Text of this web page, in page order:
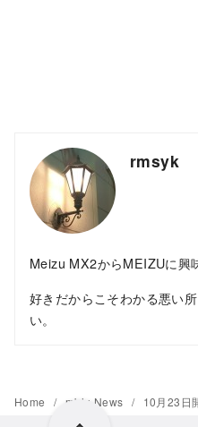
rmsyk
Meizu MX2からMEIZUに興
好きだからこそわかる悪い
い。
Home mblu News 10月23日開催のイベント